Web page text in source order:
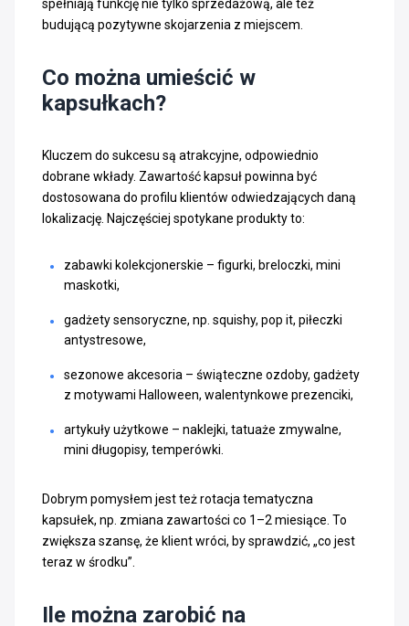
spełniają funkcję nie tylko sprzedażową, ale też
budującą pozytywne skojarzenia z miejscem.
Co można umieścić w
kapsułkach?
Kluczem do sukcesu są atrakcyjne, odpowiednio
dobrane wkłady. Zawartość kapsuł powinna być
dostosowana do profilu klientów odwiedzających daną
lokalizację. Najczęściej spotykane produkty to:
zabawki kolekcjonerskie – figurki, breloczki, mini
maskotki,
gadżety sensoryczne, np. squishy, pop it, piłeczki
antystresowe,
sezonowe akcesoria – świąteczne ozdoby, gadżety
z motywami Halloween, walentynkowe prezenciki,
artykuły użytkowe – naklejki, tatuaże zmywalne,
mini długopisy, temperówki.
Dobrym pomysłem jest też rotacja tematyczna
kapsułek, np. zmiana zawartości co 1–2 miesiące. To
zwiększa szansę, że klient wróci, by sprawdzić, „co jest
teraz w środku”.
Ile można zarobić na